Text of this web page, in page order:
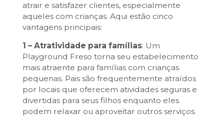
atrair e satisfazer clientes, especialmente
aqueles com crianças. Aqui estão cinco
vantagens principais:
1 – Atratividade para famílias: Um
Playground Freso torna seu estabelecimento
mais atraente para famílias com crianças
pequenas. Pais são frequentemente atraídos
por locais que oferecem atividades seguras e
divertidas para seus filhos enquanto eles
podem relaxar ou aproveitar outros serviços.